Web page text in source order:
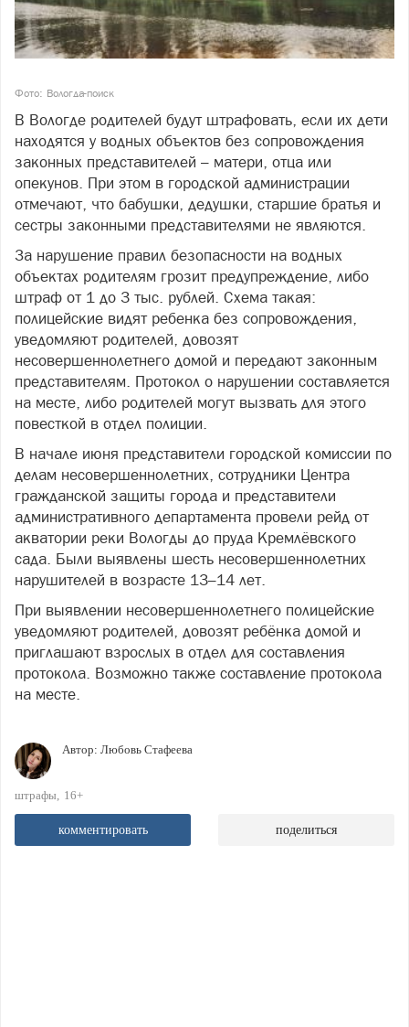
Фото: Вологда-поиск
В Вологде родителей будут штрафовать, если их дети
находятся у водных объектов без сопровождения
законных представителей – матери, отца или
опекунов. При этом в городской администрации
отмечают, что бабушки, дедушки, старшие братья и
сестры законными представителями не являются.
За нарушение правил безопасности на водных
объектах родителям грозит предупреждение, либо
штраф от 1 до 3 тыс. рублей. Схема такая:
полицейские видят ребенка без сопровождения,
уведомляют родителей, довозят
несовершеннолетнего домой и передают законным
представителям. Протокол о нарушении составляется
на месте, либо родителей могут вызвать для этого
повесткой в отдел полиции.
В начале июня представители городской комиссии по
делам несовершеннолетних, сотрудники Центра
гражданской защиты города и представители
административного департамента провели рейд от
акватории реки Вологды до пруда Кремлёвского
сада. Были выявлены шесть несовершеннолетних
нарушителей в возрасте 13–14 лет.
При выявлении несовершеннолетнего полицейские
уведомляют родителей, довозят ребёнка домой и
приглашают взрослых в отдел для составления
протокола. Возможно также составление протокола
на месте.
Автор: Любовь Стафеева
штрафы 16+
комментировать поделиться